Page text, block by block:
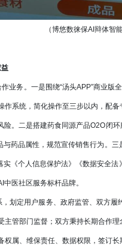
（博悠数徕保AI辩体智
务。一是围绕“汤头APP”商业版
系统，简化操作至三步以内，配
。二是搭建药食同源产品O2O闭
药品属性，规范宣传销售行为。
《个人信息保护法》《数据安全
医社区服务标杆品牌。
划定用户服务、政府监管、双方履
主管部门监督；双方秉持长期合作
权属、维保责任、数据权限，签订